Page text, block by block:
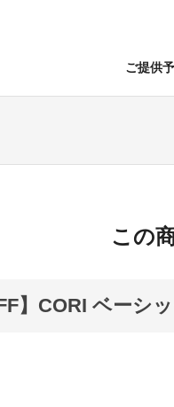
ご提供
この
】CORI ベーシ